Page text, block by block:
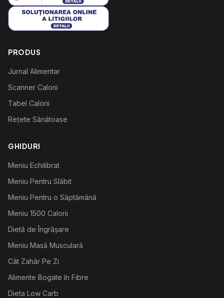
PRODUS
Jurnal Alimentar
Scanner Calorii
Tabel Calorii
Rețete Sănătoase
GHIDURI
Meniu Echilibrat
Meniu Pentru Slăbit
Meniu Pentru o Săptămână
Meniu 1500 Calorii
Dietă de Îngrășare
Meniu Masă Musculară
Cât Zahăr Pe Zi
Alimente Bogate în Fibre
Dieta Low Carb